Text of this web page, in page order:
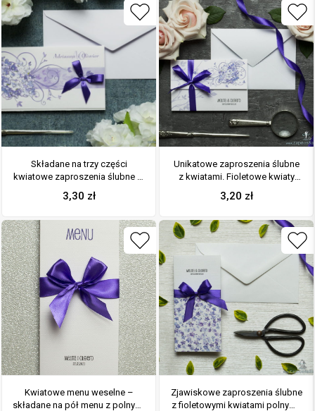
Składane na trzy części
kwiatowe zaproszenia ślubne w
formacie DL. Fioletowe kwiaty
polne, ciemnofioletowa
ozdobny. ZAP-95-17
3,30 zł
Unikatowe zaproszenia ślubne
z kwiatami. Fioletowe kwiaty
polne i wstążka w
ciemnofioletowym kolorze. ZAP-
3,20 zł
Kwiatowe menu weselne –
składane na pół menu z polnymi
Zjawiskowe zaproszenia ślubne
z fioletowymi kwiatami polnymi,